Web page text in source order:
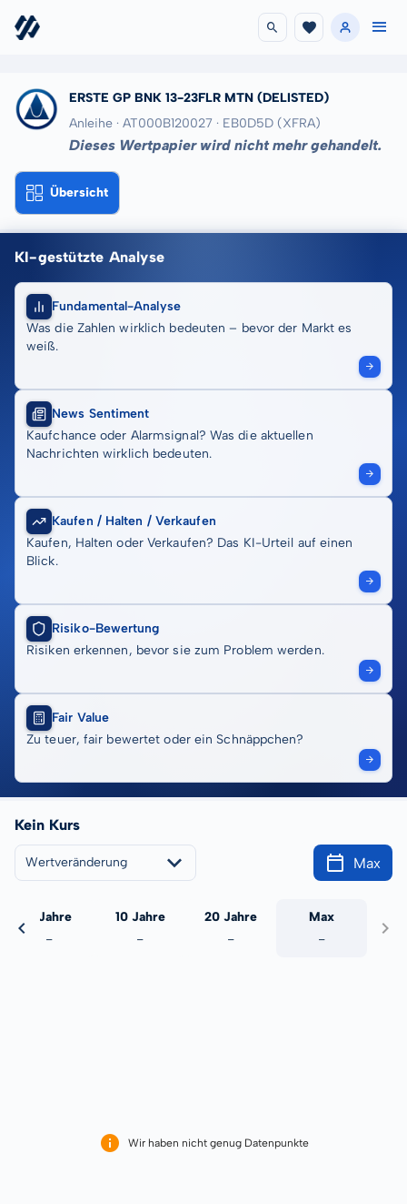
ERSTE GP BNK 13-23FLR MTN (DELISTED)
Anleihe · AT000B120027 · EB0D5D (XFRA)
Dieses Wertpapier wird nicht mehr gehandelt.
Übersicht
KI-gestützte Analyse
Fundamental-Analyse
Was die Zahlen wirklich bedeuten – bevor der Markt es
weiß.
News Sentiment
Kaufchance oder Alarmsignal? Was die aktuellen
Nachrichten wirklich bedeuten.
Kaufen / Halten / Verkaufen
Kaufen, Halten oder Verkaufen? Das KI-Urteil auf einen
Blick.
Risiko-Bewertung
Risiken erkennen, bevor sie zum Problem werden.
Fair Value
Zu teuer, fair bewertet oder ein Schnäppchen?
Kein Kurs
Wertveränderung Max
5 Jahre
-
10 Jahre
-
20 Jahre
-
Max
-
Wir haben nicht genug Datenpunkte